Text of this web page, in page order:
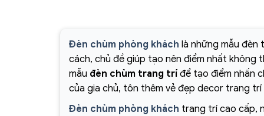
Đèn chùm phòng khách là những mẫu
cách, chủ đề giúp tạo nên điểm nhất không
mẫu đèn chùm trang trí để tạo điểm nhấn
của gia chủ, tôn thêm vẻ đẹp decor trang trí
Đèn chùm phòng khách trang trí cao cấp,